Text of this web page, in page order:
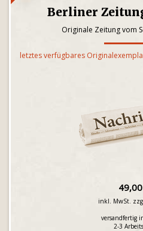
Berliner
Originale Zeitung vom
letztes verfügbares
inkl. MwSt.
versandfertig
2-3